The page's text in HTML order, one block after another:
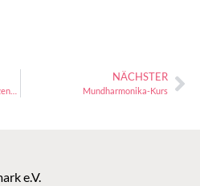
NÄCHSTER
Mundharmonika-Kurs
e.V.